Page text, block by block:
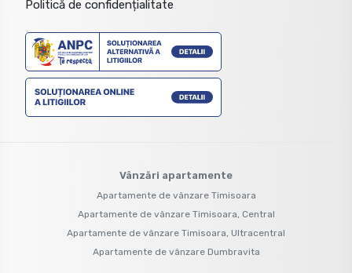
Politică de confidențialitate
Vânzări apartamente
Apartamente de vânzare Timisoara
Apartamente de vânzare Timisoara, Central
Apartamente de vânzare Timisoara, Ultracentral
Apartamente de vânzare Dumbravita